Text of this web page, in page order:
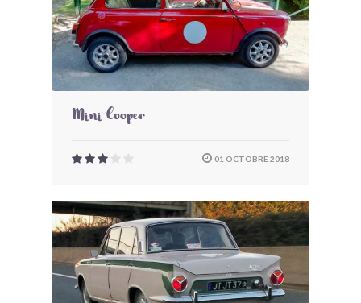
Mini Cooper
01 OCTOBRE 2018